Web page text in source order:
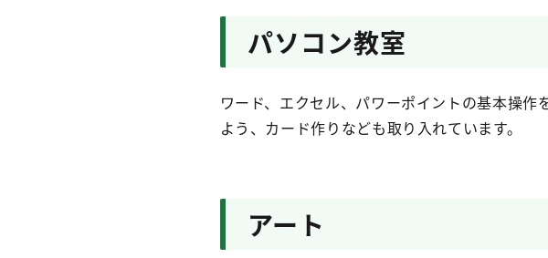
パソコン教室
ワード、エクセル、パワーポイントの基本操
よう、カード作りなども取り入れています。
アート